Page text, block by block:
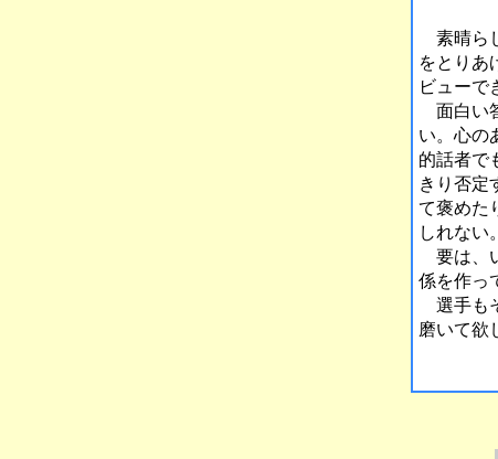
素晴ら
をとりあ
ビューで
面白い
い。心の
的話者で
きり否定
て褒めた
しれない。
要は、
係を作っ
選手も
磨いて欲